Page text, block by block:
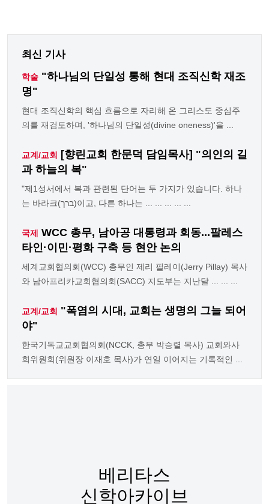
최신 기사
학술 "하나님의 단일성 통해 현대 조직신학 재조
명"
현대 조직신학의 핵심 흐름으로 자리해 온 그리스도 중심주
의를 재검토하며, '하나님의 단일성(divine oneness)'을 ...
교계/교회
[향린교회 한문덕 담임목사] "의인의 길
과 하늘의 복"
"제1성서에서 복과 관련된 단어는 두 가지가 있습니다. 하나
는 바라크(ברך)이고, 다른 하나는 ... ... ... ... ...
국제 WCC 총무, 남아공 대통령과 회동...팔레스
타인·이민·평화 구축 등 현안 논의
세계교회협의회(WCC) 총무인 제리 필레이(Jerry Pillay) 목사
와 남아프리카교회협의회(SACC) 지도부는 지난달 ... ... ...
교계/교회 "폭염의 시대, 교회는 생명의 그늘 되어
야"
한국기독교교회협의회(NCCK, 총무 박승렬 목사) 교회와사
회위원회(위원장 이재호 목사)가 연일 이어지는 기록적인 ...
베리타스
신학아카이브